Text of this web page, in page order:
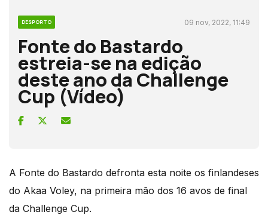
DESPORTO 09 nov, 2022, 11:49
Fonte do Bastardo
estreia-se na edição
deste ano da Challenge
Cup (Vídeo)
A Fonte do Bastardo defronta esta noite os finlandeses
do Akaa Voley, na primeira mão dos 16 avos de final
da Challenge Cup.